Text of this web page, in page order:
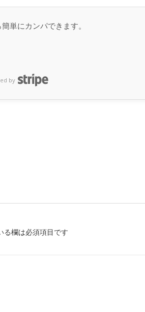
単にカンパできます。
by
る欄は必須項目です